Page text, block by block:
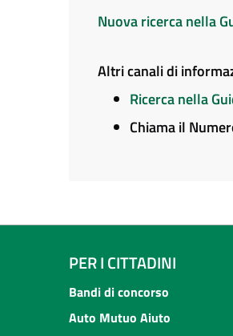
Nuova ricerca nella
Altri canali di
Ricerca nella
Chiama il
PER I CITTADINI
Bandi di concorso
Auto Mutuo Aiuto